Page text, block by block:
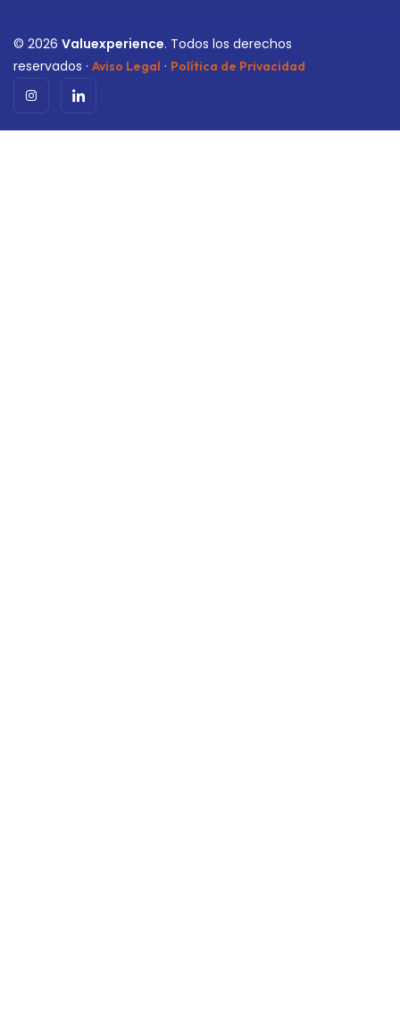
© 2026 Valuexperience. Todos los derechos
reservados · Aviso Legal · Política de Privacidad